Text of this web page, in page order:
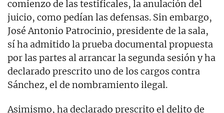
comienzo de las testificales, la anulación del
juicio, como pedían las defensas. Sin embargo,
José Antonio Patrocinio, presidente de la sala,
sí ha admitido la prueba documental propuesta
por las partes al arrancar la segunda sesión y ha
declarado prescrito uno de los cargos contra
Sánchez, el de nombramiento ilegal.
Asimismo, ha declarado prescrito el delito de